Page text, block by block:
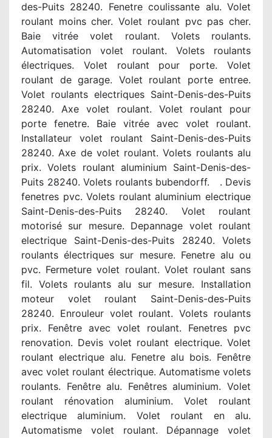
des-Puits 28240. Fenetre coulissante alu. Volet
roulant moins cher. Volet roulant pvc pas cher.
Baie vitrée volet roulant. Volets roulants.
Automatisation volet roulant. Volets roulants
électriques. Volet roulant pour porte. Volet
roulant de garage. Volet roulant porte entree.
Volet roulants electriques Saint-Denis-des-Puits
28240. Axe volet roulant. Volet roulant pour
porte fenetre. Baie vitrée avec volet roulant.
Installateur volet roulant Saint-Denis-des-Puits
28240. Axe de volet roulant. Volets roulants alu
prix. Volets roulant aluminium Saint-Denis-des-
Puits 28240. Volets roulants bubendorff. . Devis
fenetres pvc. Volets roulant aluminium electrique
Saint-Denis-des-Puits 28240. Volet roulant
motorisé sur mesure. Depannage volet roulant
electrique Saint-Denis-des-Puits 28240. Volets
roulants électriques sur mesure. Fenetre alu ou
pvc. Fermeture volet roulant. Volet roulant sans
fil. Volets roulants alu sur mesure. Installation
moteur volet roulant Saint-Denis-des-Puits
28240. Enrouleur volet roulant. Volets roulants
prix. Fenêtre avec volet roulant. Fenetres pvc
renovation. Devis volet roulant electrique. Volet
roulant electrique alu. Fenetre alu bois. Fenêtre
avec volet roulant électrique. Automatisme volets
roulants. Fenêtre alu. Fenêtres aluminium. Volet
roulant rénovation aluminium. Volet roulant
electrique aluminium. Volet roulant en alu.
Automatisme volet roulant. Dépannage volet